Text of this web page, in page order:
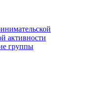
активности
группы